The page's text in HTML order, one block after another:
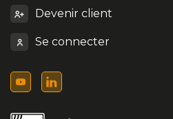
Devenir client
Se connecter